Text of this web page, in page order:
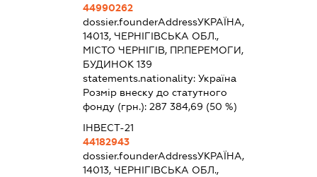
44990262
dossier.founderAddressУКРАЇНА,
14013, ЧЕРНІГІВСЬКА ОБЛ.,
МІСТО ЧЕРНІГІВ, ПР.ПЕРЕМОГИ,
БУДИНОК 139
statements.nationality:Україна
Розмір внеску до статутного
фонду (грн.):287 384,69 (50 %)
ІНВЕСТ-21
44182943
dossier.founderAddressУКРАЇНА,
14013, ЧЕРНІГІВСЬКА ОБЛ.,